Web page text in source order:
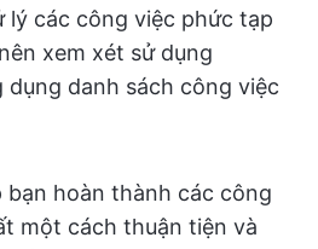
lý các công việc phức tạp
xem xét sử dụng
dụng danh sách công việc
bạn hoàn thành các công
một cách thuận tiện và